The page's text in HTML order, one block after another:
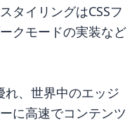
タイリングはCSSフ
クモードの実装など
、世界中のエッジ
に高速でコンテンツ